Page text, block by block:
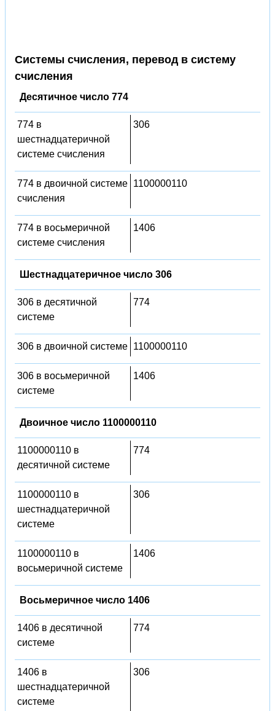
Системы счисления, перевод в систему
счисления
Десятичное число 774
774 в
шестнадцатеричной
системе счисления
306
774 в двоичной системе
счисления
1100000110
774 в восьмеричной
системе счисления
1406
Шестнадцатеричное число 306
306 в десятичной
системе
774
306 в двоичной системе 1100000110
306 в восьмеричной
системе
1406
Двоичное число 1100000110
1100000110 в
десятичной системе
774
1100000110 в
шестнадцатеричной
системе
306
1100000110 в
восьмеричной системе
1406
Восьмеричное число 1406
1406 в десятичной
системе
774
1406 в
шестнадцатеричной
системе
306